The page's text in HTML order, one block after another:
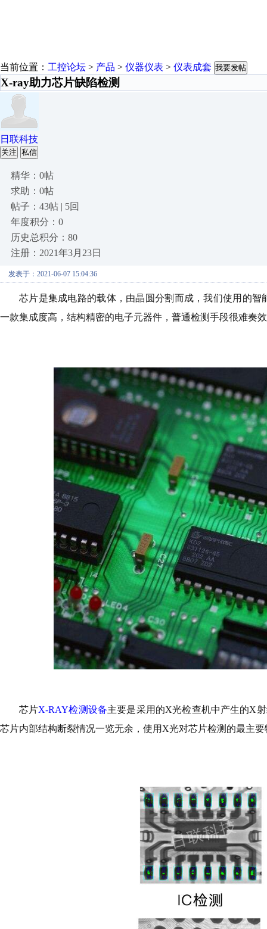
当前位置： 工控论坛 > 产品 > 仪器仪表 > 仪表成套 我要发帖
X-ray助力芯片缺陷检测
日联科技
关注 私信
精华：0帖
求助：0帖
帖子：43帖 | 5回
年度积分：0
历史总积分：80
注册：2021年3月23日
发表于：2021-06-07 15:04:36
芯片是集成电路的载体，由晶圆分割而成，我们使用的
一款集成度高，结构精密的电子元器件，普通检测手段很难奏
芯片X-RAY检测设备主要是采用的X光检查机中产生的X
芯片内部结构断裂情况一览无余，使用X光对芯片检测的最主